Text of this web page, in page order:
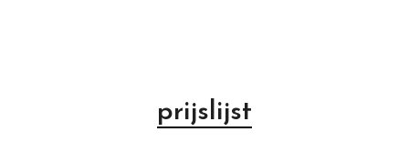
prijslijst